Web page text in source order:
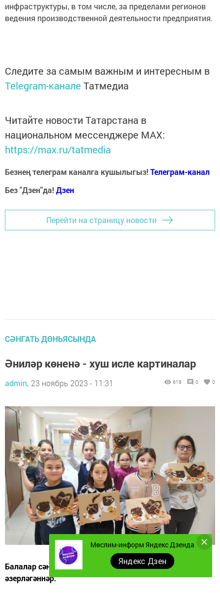
инфраструктуры, в том числе, за пределами регионов
ведения производственной деятельности предприятия.
Следите за самым важным и интересным в
Telegram-канале Татмедиа
Читайте новости Татарстана в
национальном мессенджере MАХ:
https://max.ru/tatmedia
Безнең телеграм каналга кушылыгыз!Телеграм-канал
Без "Дзен"да!Дзен
Перейти на страницу новости
СӘНГАТЬ ДӨНЬЯСЫНДА
Әниләр көненә - хуш исле картиналар
admin, 23 ноябрь 2023 - 11:31 618 0 0
Балалар сәнгать мәктәбендә әниләр көненә бүләк
әзерләгәннәр.
Мөслим-информ Яндекс Дзенда
Яндекс Дзен